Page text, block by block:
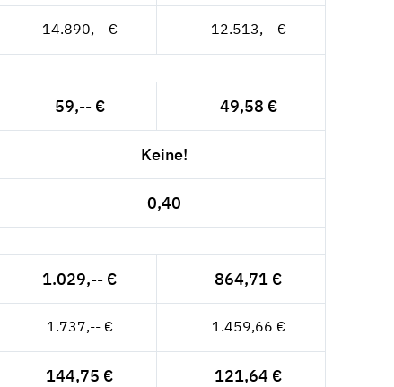
14.890,-- € 12.513,-- €
59,-- € 49,58 €
Keine!
0,40
1.029,-- € 864,71 €
1.737,-- € 1.459,66 €
144,75 € 121,64 €